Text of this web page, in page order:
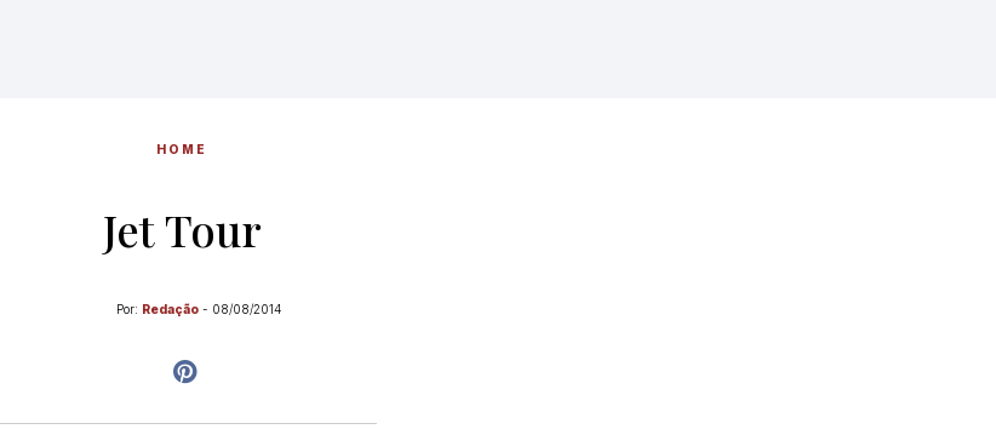
HOME
Jet Tour
Por: Redação - 08/08/2014